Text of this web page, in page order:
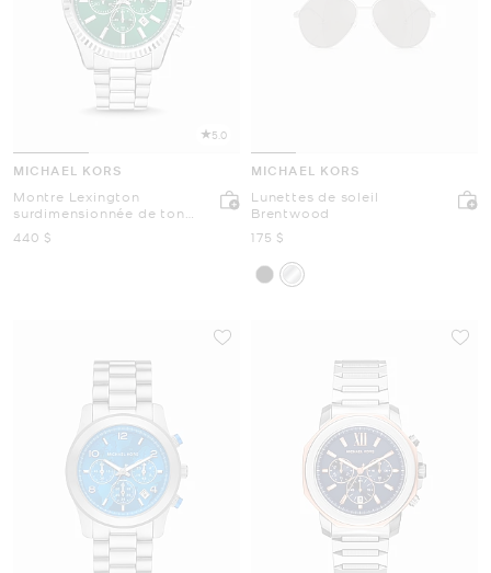
5.0
MICHAEL KORS
Montre Lexington
surdimensionnée de ton
argent
maintenant
440 $
MICHAEL KORS
Lunettes de soleil
Brentwood
maintenant
175 $